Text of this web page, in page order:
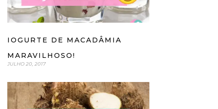
IOGURTE DE MACADÂMIA
MARAVILHOSO!
JULHO 20, 2017